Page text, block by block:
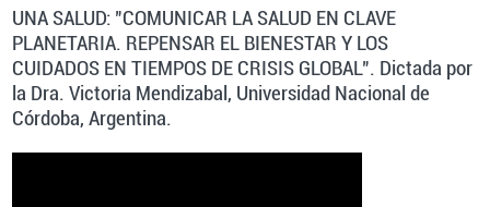
UNA SALUD: "COMUNICAR LA SALUD EN CLAVE
PLANETARIA. REPENSAR EL BIENESTAR Y LOS
CUIDADOS EN TIEMPOS DE CRISIS GLOBAL". Dictada por
la Dra. Victoria Mendizabal, Universidad Nacional de
Córdoba, Argentina.